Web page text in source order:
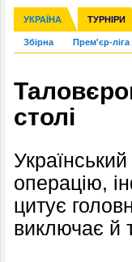
УКРАЇНА ТУРНІРИ
Збірна Прем'єр-ліга
Ліга чемпіонів Ліга
Англія Іспанія
ЧС-2014 ЄВРО-2016
Гарячі теми УПЛ, 1-й
столі
операцію,
цитує
виключає й